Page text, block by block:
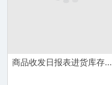
商品收发日报表进货库存管理Excel模板